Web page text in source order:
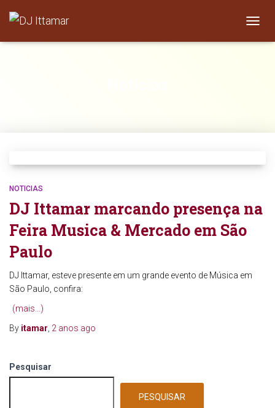
NOTICIAS
DJ Ittamar marcando presença na
Feira Musica & Mercado em São
Paulo
DJ Ittamar, esteve presente em um grande evento de Música em
São Paulo, confira:
(mais…)
By itamar 2 anos ago
Pesquisar
PESQUISAR